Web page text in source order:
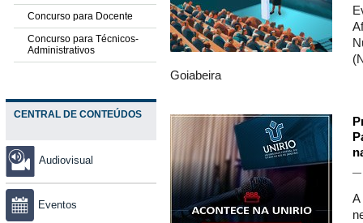
Concurso para Docente
Concurso para Técnicos-
Administrativos
CENTRAL DE CONTEÚDOS
Audiovisual
Eventos
Goiabeira
A